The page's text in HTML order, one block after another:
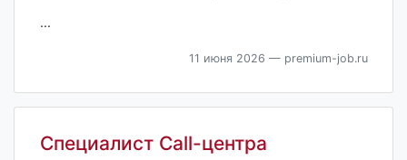
...
11 июня 2026 — premium-job.ru
Специалист Call-центра